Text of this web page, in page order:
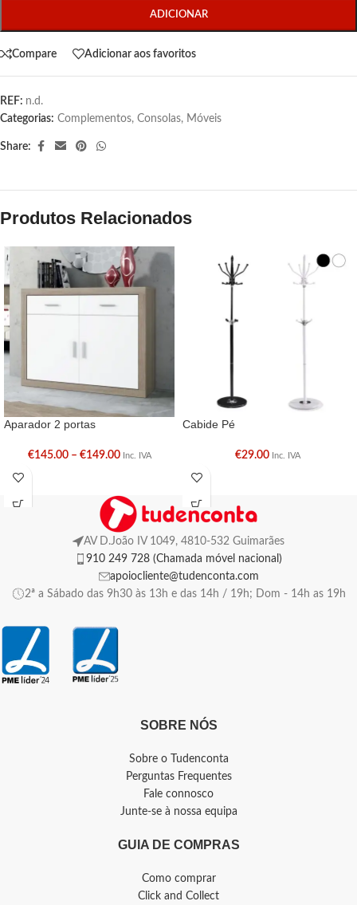
ADICIONAR
Compare Adicionar aos favoritos
REF: n.d.
Categorias: Complementos, Consolas, Móveis
Share:
Produtos Relacionados
Aparador 2 portas
€145.00 – €149.00 Inc. IVA
Cabide Pé
€29.00 Inc. IVA
AV D.João IV 1049, 4810-532 Guimarães
910 249 728 (Chamada móvel nacional)
apoiocliente@tudenconta.com
2ª a Sábado das 9h30 às 13h e das 14h / 19h; Dom - 14h as 19h
SOBRE NÓS
Sobre o Tudenconta
Perguntas Frequentes
Fale connosco
Junte-se à nossa equipa
GUIA DE COMPRAS
Como comprar
Click and Collect